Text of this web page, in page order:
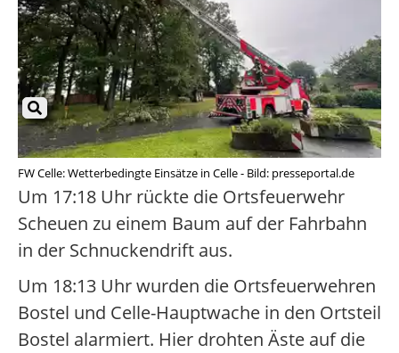
FW Celle: Wetterbedingte Einsätze in Celle - Bild: presseportal.de
Um 17:18 Uhr rückte die Ortsfeuerwehr
Scheuen zu einem Baum auf der Fahrbahn
in der Schnuckendrift aus.
Um 18:13 Uhr wurden die Ortsfeuerwehren
Bostel und Celle-Hauptwache in den Ortsteil
Bostel alarmiert. Hier drohten Äste auf die